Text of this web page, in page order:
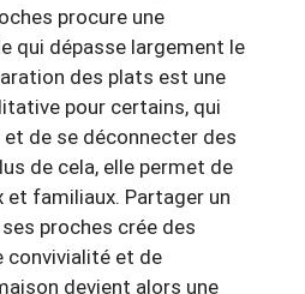
procure une
qui dépasse largement le
des plats est une
pour certains, qui
de se déconnecter des
de cela, elle permet de
familiaux. Partager un
proches crée des
convivialité et de
devient alors une